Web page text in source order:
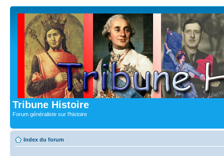
Tribune Histoire
Forum généraliste sur l'histoire
Index du forum